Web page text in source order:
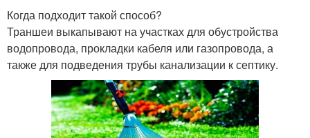
Когда подходит такой способ?
Траншеи выкапывают на участках для обустройства
водопровода, прокладки кабеля или газопровода, а
также для подведения трубы канализации к септику.